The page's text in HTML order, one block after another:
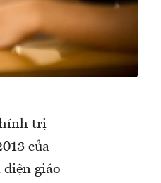
trị
của
giáo